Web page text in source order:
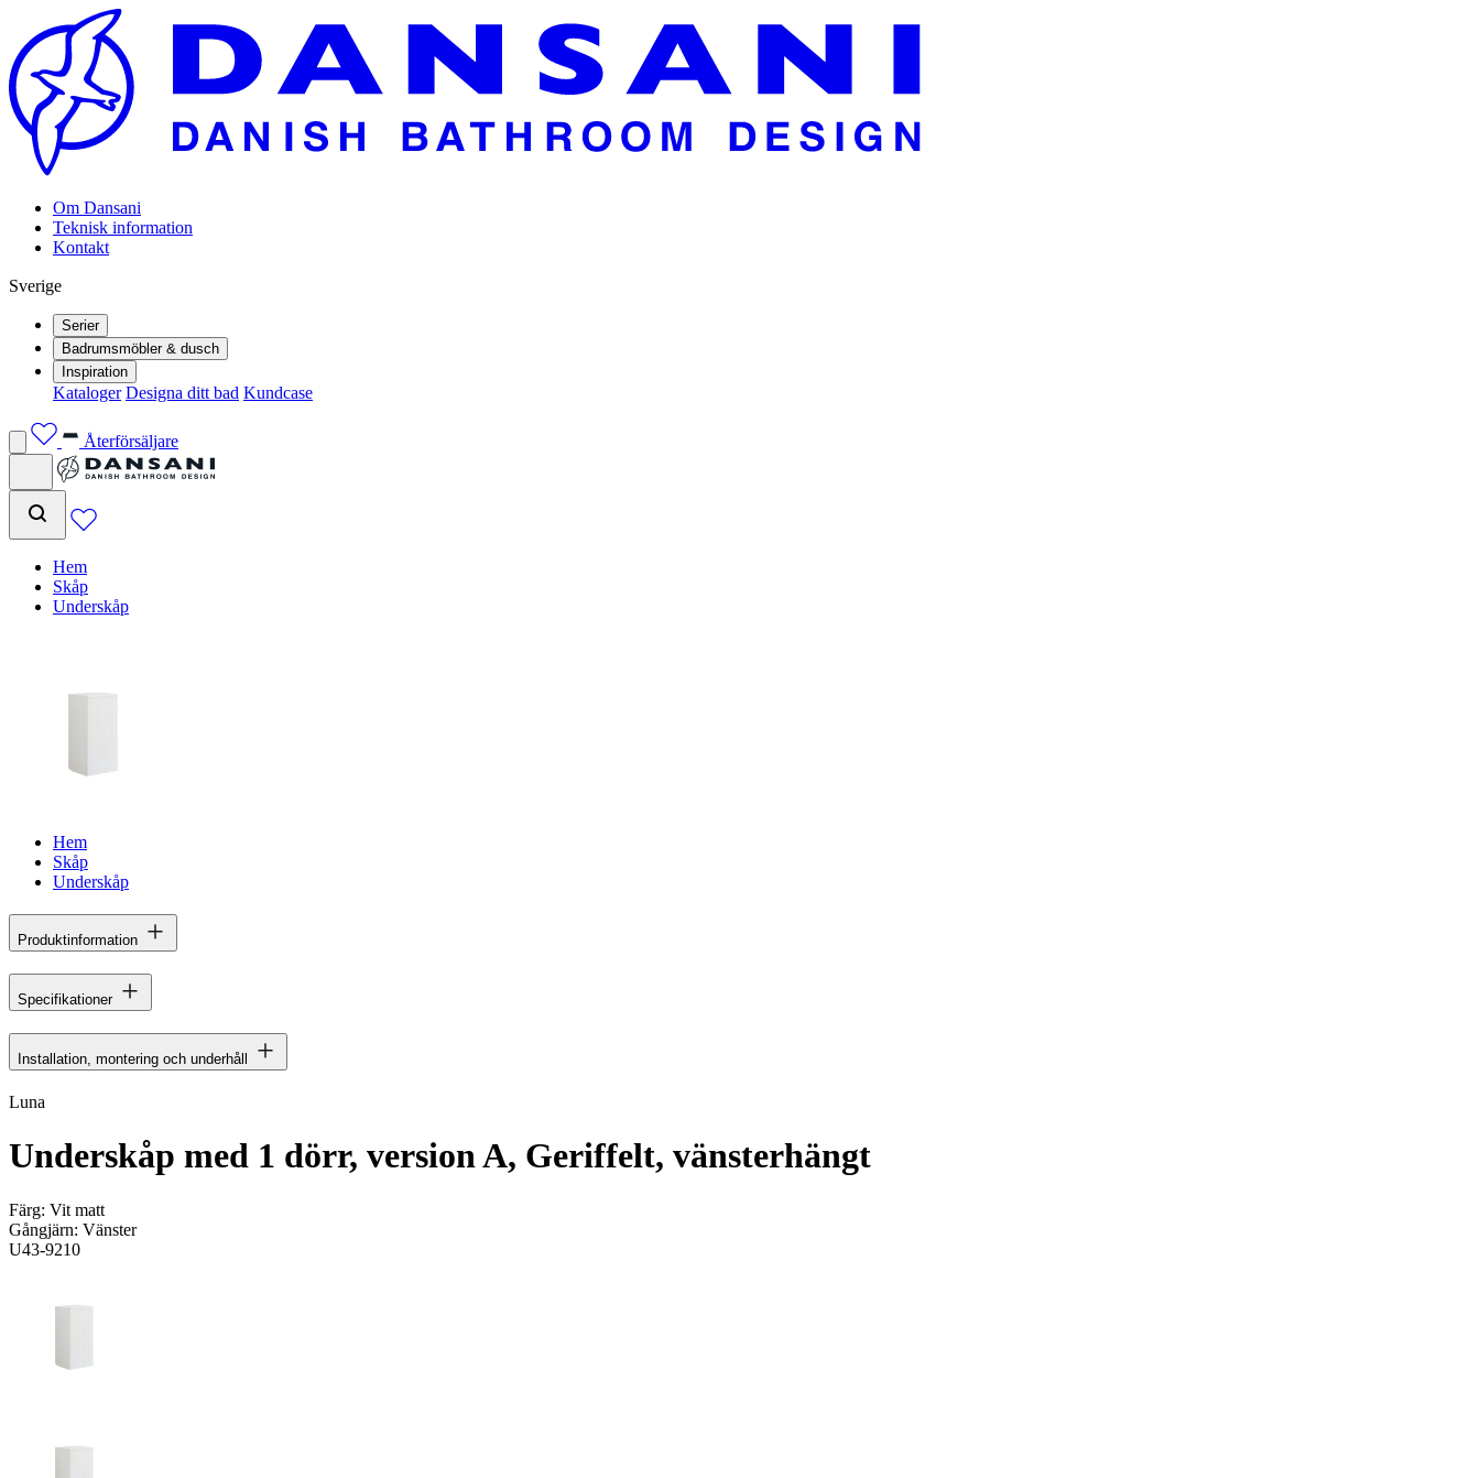
Om Dansani
Teknisk information
Kontakt
Sverige
Serier
Badrumsmöbler & dusch
Inspiration
Kataloger Designa ditt bad Kundcase
Återförsäljare
Hem
Skåp
Underskåp
Hem
Skåp
Underskåp
Produktinformation
Specifikationer
Installation, montering och underhåll
Luna
Underskåp med 1 dörr, version A, Geriffelt, vänsterhängt
Färg: Vit matt
Gångjärn: Vänster
U43-9210